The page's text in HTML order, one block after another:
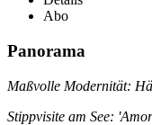
Abo
Panorama
Maßvolle Modernität:
Stippvisite am See: